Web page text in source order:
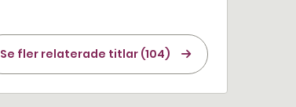
Se fler relaterade titlar (104)